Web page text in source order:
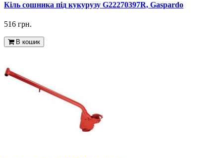
Кіль сошника під кукурузу G22270397R, Gaspardo
516 грн.
В кошик